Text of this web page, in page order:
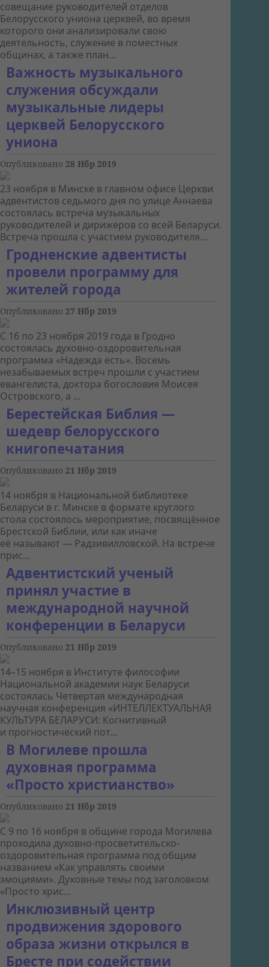
совещание руководителей отделов
Белорусского униона церквей, во время
которого они анализировали свою
деятельность, служение в поместных
общинах, а также план...
Важность музыкального
служения обсуждали
музыкальные лидеры
церквей Белорусского
униона
Опубликовано 28 Нбр 2019
23 ноября в Минске в главном офисе Церкви
адвентистов седьмого дня по улице Аннаева
состоялась встреча музыкальных
руководителей и дирижеров со всей Беларуси.
Встреча прошла с участием руководителя...
Гродненские адвентисты
провели программу для
жителей города
Опубликовано 27 Нбр 2019
С 16 по 23 ноября 2019 года в Гродно
состоялась духовно-оздоровительная
программа «Надежда есть». Восемь
незабываемых встреч прошли с участием
евангелиста, доктора богословия Моисея
Островского, а ...
Берестейская Библия —
шедевр белорусского
книгопечатания
Опубликовано 21 Нбр 2019
14 ноября в Национальной библиотеке
Беларуси в г. Минске в формате круглого
стола состоялось мероприятие, посвящённое
Брестской Библии, или как иначе
её называют — Радзивилловской. На встрече
прис...
Адвентистский ученый
принял участие в
международной научной
конференции в Беларуси
Опубликовано 21 Нбр 2019
14–15 ноября в Институте философии
Национальной академии наук Беларуси
состоялась Четвертая международная
научная конференция «ИНТЕЛЛЕКТУАЛЬНАЯ
КУЛЬТУРА БЕЛАРУСИ: Когнитивный
и прогностический пот...
В Могилеве прошла
духовная программа
«Просто христианство»
Опубликовано 21 Нбр 2019
С 9 по 16 ноября в общине города Могилева
проходила духовно-просветительско-
оздоровительная программа под общим
названием «Как управлять своими
эмоциями». Духовные темы под заголовком
«Просто хрис...
Инклюзивный центр
продвижения здорового
образа жизни открылся в
Бресте при содействии